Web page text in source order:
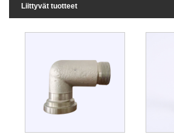
Liittyvät tuotteet